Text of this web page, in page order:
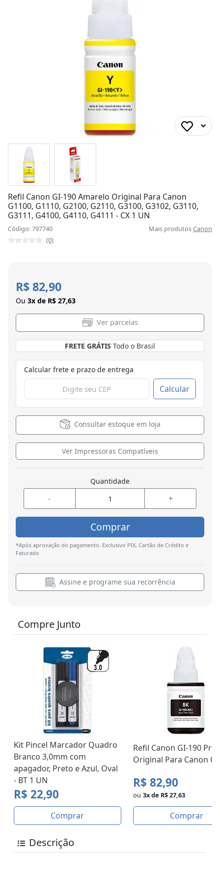
Refil Canon GI-190 Amarelo Original Para Canon
G1100, G1110, G2100, G2110, G3100, G3102, G3110,
G3111, G4100, G4110, G4111 - CX 1 UN
Código: 797740 Mais produtosCanon
(0)
R$ 82,90
Ou 3x de R$ 27,63
Ver parcelas
FRETE GRÁTIS Todo o Brasil
Calcular frete e prazo de entrega
Calcular
Consultar estoque em loja
Ver Impressoras Compatíveis
Quantidade
- +
Comprar
*Após aprovação do pagamento. Exclusivo PIX, Cartão de Crédito e
Faturado
Assine e programe sua recorrência
Compre Junto
Kit Pincel Marcador Quadro
Branco 3,0mm com
apagador, Preto e Azul, Oval
- BT 1 UN
R$ 22,90
Comprar
Refil Canon GI-190
Original Para Canon
R$ 82,90
ou 3x de R$ 27,63
Comprar
Descrição